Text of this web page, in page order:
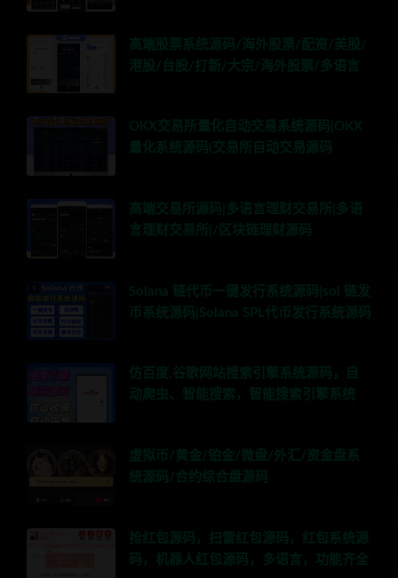
高端股票系统源码/海外股票/配资/美股/
港股/台股/打新/大宗/海外股票/多语言
OKX交易所量化自动交易系统源码|OKX
量化系统源码|交易所自动交易源码
高端交易所源码|多语言理财交易所|多语
言理财交易所|/区块链理财源码
Solana 链代币一键发行系统源码|sol 链发
币系统源码|Solana SPL代币发行系统源码
仿百度,谷歌网站搜索引擎系统源码，自
动爬虫、智能搜索，智能搜索引擎系统
虚拟币/黄金/铂金/微盘/外汇/资金盘系
统源码/合约综合盘源码
抢红包源码，扫雷红包源码，红包系统源
码，机器人红包源码，多语言，功能齐全